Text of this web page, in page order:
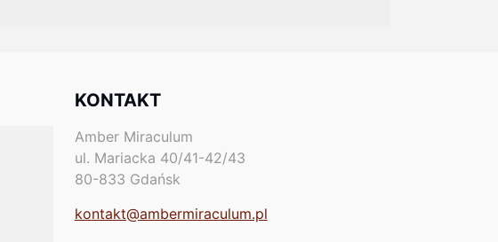
KONTAKT
Amber Miraculum
ul. Mariacka 40/41-42/43
80-833 Gdańsk
kontakt@ambermiraculum.pl